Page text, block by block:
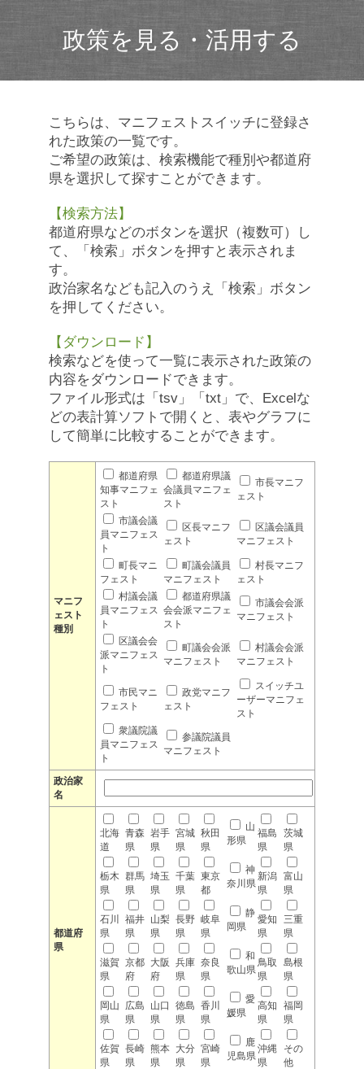
政策を見る・活用する
こちらは、マニフェストスイッチに登録さ
れた政策の一覧です。
ご希望の政策は、検索機能で種別や都道府
県を選択して探すことができます。
【検索方法】
都道府県などのボタンを選択（複数可）し
て、「検索」ボタンを押すと表示されま
す。
政治家名なども記入のうえ「検索」ボタン
を押してください。
【ダウンロード】
検索などを使って一覧に表示された政策の
内容をダウンロードできます。
ファイル形式は「tsv」「txt」で、Excelな
どの表計算ソフトで開くと、表やグラフに
して簡単に比較することができます。
マニフ
ェスト
種別
都道府県
知事マニフェ
スト
都道府県議
会議員マニフェ
スト
市長マニフ
ェスト
市議会議
員マニフェス
ト
区長マニフ
ェスト
区議会議員
マニフェスト
町長マニ
フェスト
町議会議員
マニフェスト
村長マニフ
ェスト
村議会議
員マニフェス
ト
都道府県議
会会派マニフェ
スト
市議会会派
マニフェスト
区議会会
派マニフェス
ト
町議会会派
マニフェスト
村議会会派
マニフェスト
市民マニ
フェスト
政党マニフ
ェスト
スイッチユ
ーザーマニフェ
スト
衆議院議
員マニフェス
ト
参議院議員
マニフェスト
政治家
名
都道府
県
北海
道
青森
県
岩手
県
宮城
県
秋田
県
山
形県
福島
県
茨城
県
栃木
県
群馬
県
埼玉
県
千葉
県
東京
都
神
奈川県
新潟
県
富山
県
石川
県
福井
県
山梨
県
長野
県
岐阜
県
静
岡県
愛知
県
三重
県
滋賀
県
京都
府
大阪
府
兵庫
県
奈良
県
和
歌山県
鳥取
県
島根
県
岡山
県
広島
県
山口
県
徳島
県
香川
県
愛
媛県
高知
県
福岡
県
佐賀
県
長崎
県
熊本
県
大分
県
宮崎
県
鹿
児島県
沖縄
県
その
他